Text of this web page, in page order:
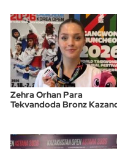
Zehra Orhan Para
Tekvandoda Bronz